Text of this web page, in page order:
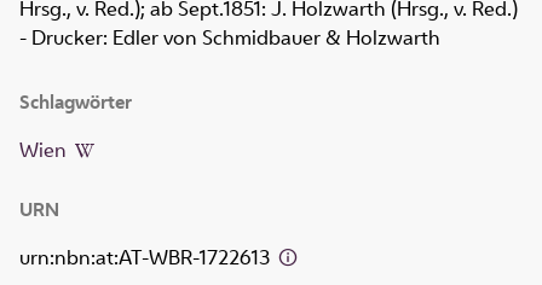
Hrsg., v. Red.); ab Sept.1851: J. Holzwarth (Hrsg., v. Red.)
- Drucker: Edler von Schmidbauer & Holzwarth
Schlagwörter
Wien
URN
urn:nbn:at:AT-WBR-1722613